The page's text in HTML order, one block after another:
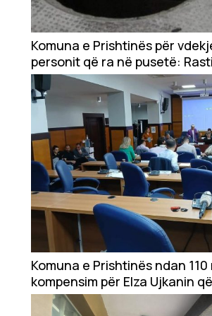
Showbiz
Ekonomi
Teknologji
Udhëtime
DuVideo
Komuna e Prishtinës për
personit që ra në pusetë:
rrugën që është kompetencë
Komuna e Prishtinës ndan
kompensim për Elza Ujkanin
nga rënia e kulmit të komunës